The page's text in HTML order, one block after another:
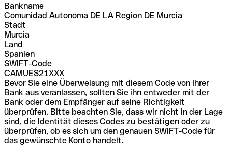
Bankname
Comunidad Autonoma DE LA Region DE Murcia
Stadt
Murcia
Land
Spanien
SWIFT-Code
CAMUES21XXX
Bevor Sie eine Überweisung mit diesem Code von Ihrer
Bank aus veranlassen, sollten Sie ihn entweder mit der
Bank oder dem Empfänger auf seine Richtigkeit
überprüfen. Bitte beachten Sie, dass wir nicht in der Lage
sind, die Identität dieses Codes zu bestätigen oder zu
überprüfen, ob es sich um den genauen SWIFT-Code für
das gewünschte Konto handelt.